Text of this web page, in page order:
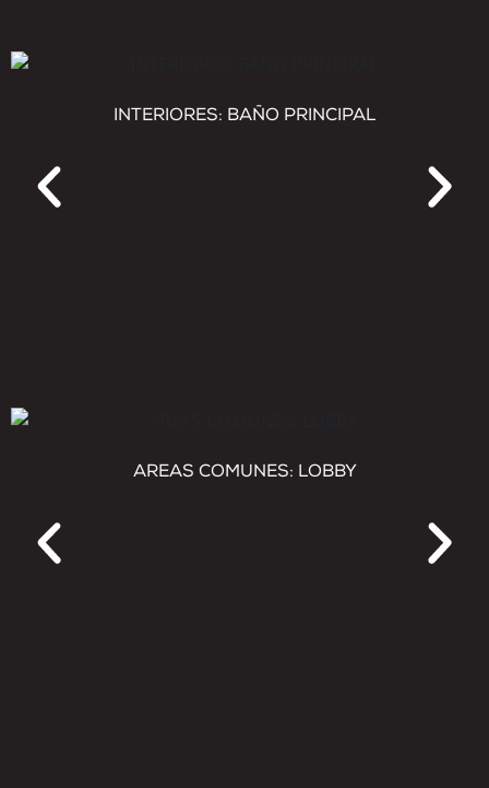
INTERIORES: BAÑO PRINCIPAL
AREAS COMUNES: LOBBY